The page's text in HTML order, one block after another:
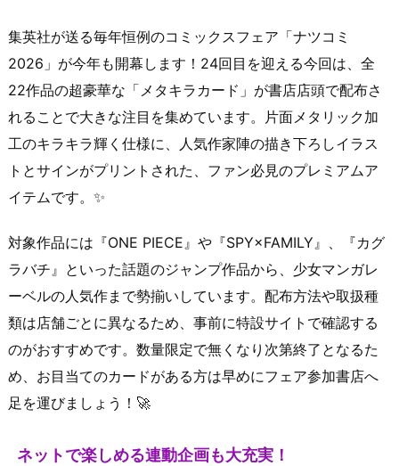
集英社が送る毎年恒例のコミックスフェア「ナツコミ
2026」が今年も開幕します！24回目を迎える今回は、全
22作品の超豪華な「メタキラカード」が書店店頭で配布さ
れることで大きな注目を集めています。片面メタリック加
工のキラキラ輝く仕様に、人気作家陣の描き下ろしイラス
トとサインがプリントされた、ファン必見のプレミアムア
イテムです。✨
対象作品には『ONE PIECE』や『SPY×FAMILY』、『カグ
ラバチ』といった話題のジャンプ作品から、少女マンガレ
ーベルの人気作まで勢揃いしています。配布方法や取扱種
類は店舗ごとに異なるため、事前に特設サイトで確認する
のがおすすめです。数量限定で無くなり次第終了となるた
め、お目当てのカードがある方は早めにフェア参加書店へ
足を運びましょう！🚀
ネットで楽しめる連動企画も大充実！